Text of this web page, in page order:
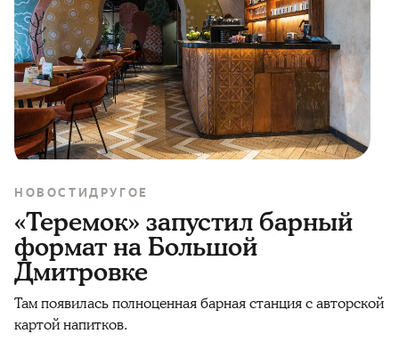
НОВОСТИДРУГОЕ
«Теремок» запустил барный
формат на Большой
Дмитровке
Там появилась полноценная барная станция с авторской
картой напитков.